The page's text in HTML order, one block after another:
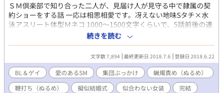
ＳＭ倶楽部で知り合った二人が、見届け人が見守る中で隷属の契
約ショーをする話 一応は相思相愛です。冴えない地味Sタチ×水
泳アスリート体型Ｍネコ 1000～1500文字くらいで、5話前後の連
載で終わる予定 *直接表現、淫語、公開調教、軽めの蝋燭責め＆
鞭打ち集団ぶっかけがあるので苦手な人は注意
続きを読む
文字数 7,894 最終更新日 2018.7.6 登録日 2018.6.22
BL＆ゲイ 愛のあるSM 集団ぶっかけ
蝋燭責め（ぬるめ）
鞭打ち（ぬるめ）
擬似結婚式 似合わない女装 完結